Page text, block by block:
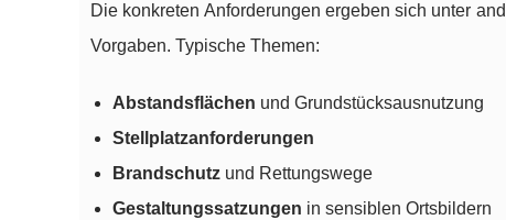
Die konkreten Anforderungen ergeben sich unter
Vorgaben. Typische Themen:
Abstandsflächen und Grundstücksausnutzung
Stellplatzanforderungen
Brandschutz und Rettungswege
Gestaltungssatzungen in sensiblen Ortsbildern